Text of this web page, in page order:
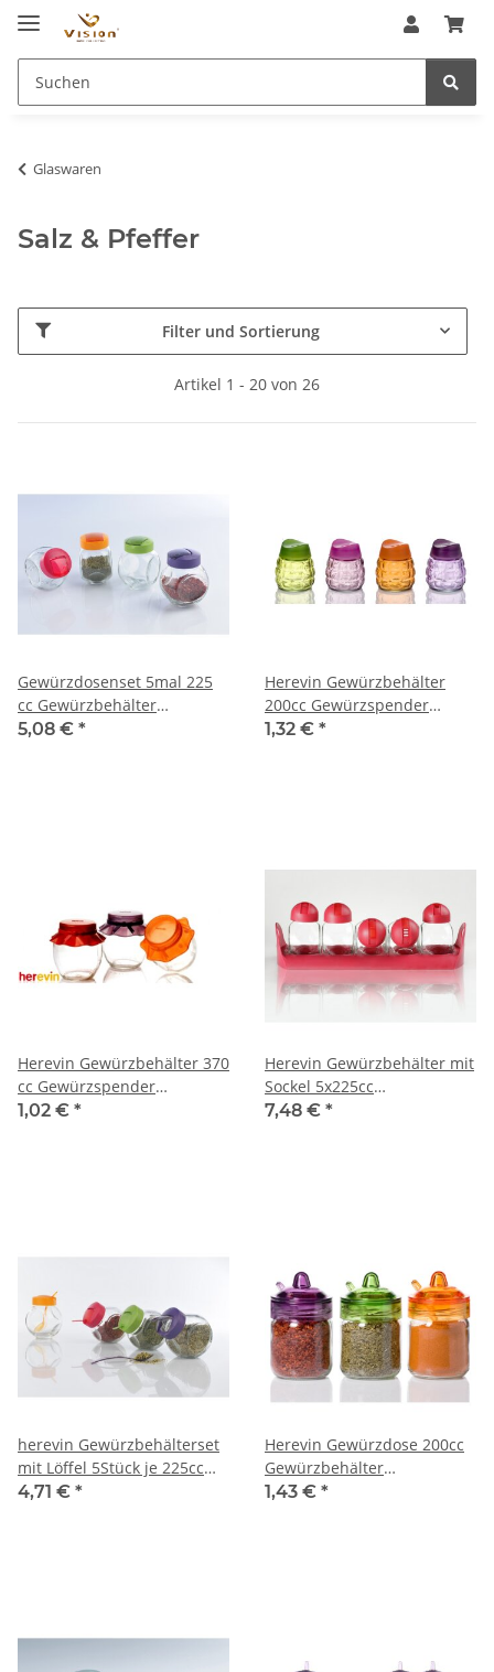
Glaswaren
Salz & Pfeffer
Filter und Sortierung
Artikel 1 - 20 von 26
Gewürzdosenset 5mal 225
cc Gewürzbehälter
Gewürzstreuer Gewürzglas
5,08 € *
Herevin Gewürzbehälter
200cc Gewürzspender
Gewürzdose Vorratsdose
1,32 € *
Herevin Gewürzbehälter 370
cc Gewürzspender
Gewürzdose Vorratdose
1,02 € *
Herevin Gewürzbehälter mit
Sockel 5x225cc
Gewürzbehälter
7,48 € *
herevin Gewürzbehälterset
mit Löffel 5Stück je 225cc
Gewürzbehälter
4,71 € *
Herevin Gewürzdose 200cc
Gewürzbehälter
Gewürzstreuer Gewürzglas
1,43 € *